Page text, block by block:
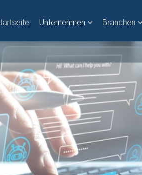
Unternehmen Branchen